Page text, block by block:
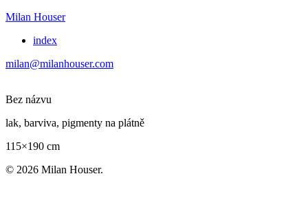
Milan Houser
index
milan@milanhouser.com
Bez názvu
lak, barviva, pigmenty na plátně
115×190 cm
© 2026 Milan Houser.